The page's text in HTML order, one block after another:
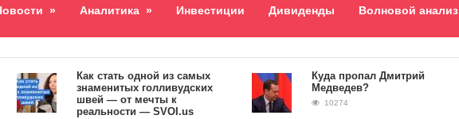
» Аналитика » Инвестиции Дивиденды Волновой анализ
Как стать одной из самых
знаменитых голливудских
швей — от мечты к
реальности — SVOI.us
Куда пропал Дмитрий
Медведев?
10274